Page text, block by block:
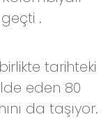
.
tarihteki
eden 80
da taşıyor.